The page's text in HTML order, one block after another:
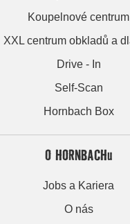
Koupelnové centrum
XXL centrum obkladů a
Drive - In
Self-Scan
Hornbach Box
O HORNBACHu
Jobs a Kariera
O nás